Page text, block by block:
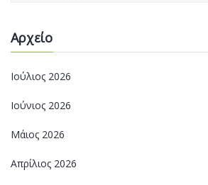
Αρχείο
Ιούλιος 2026
Ιούνιος 2026
Μάιος 2026
Απρίλιος 2026